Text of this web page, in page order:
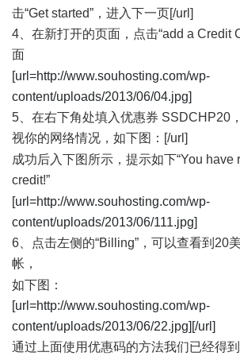
击“Get started”，进入下一页[/url]
4、在新打开的页面，点击“add a Credit
面
[url=http://www.souhosting.com/wp-
content/uploads/2013/06/04.jpg]
5、在右下角处填入优惠券 SSDCHP20
视你的网络情况，如下图： [/url]
成功后入下图所示，提示如下“You have
credit!”
[url=http://www.souhosting.com/wp-
content/uploads/2013/06/111.jpg]
6、点击左侧的“Billing”，可以查看到20
帐，
如下图：
[url=http://www.souhosting.com/wp-
content/uploads/2013/06/22.jpg][/url]
通过上面使用优惠码的方法我们已经得